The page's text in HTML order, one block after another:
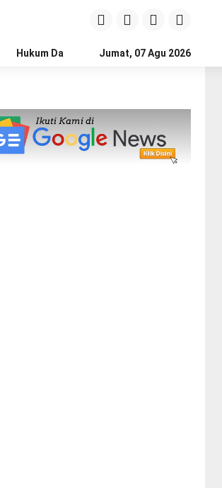
Hukum Dan Kriminal Politik Pendidikan
Jumat, 07 Agu 2026